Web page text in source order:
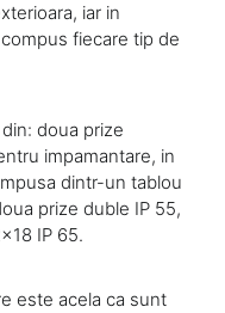
iar in
fiecare tip de
doua prize
impamantare, in
dintr-un tablou
prize duble IP 55,
IP 65.
este acela ca sunt